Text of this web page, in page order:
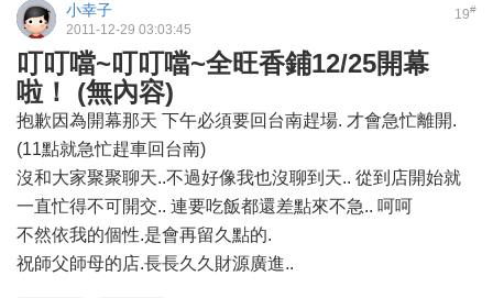
19#
小幸子
2011-12-29 03:03:45
叮叮噹~叮叮噹~全旺香鋪12/25開幕
啦！ (無內容)
抱歉因為開幕那天 下午必須要回台南趕場. 才會急忙離開.
(11點就急忙趕車回台南)
沒和大家聚聚聊天..不過好像我也沒聊到天.. 從到店開始就
一直忙得不可開交.. 連要吃飯都還差點來不急.. 呵呵
不然依我的個性.是會再留久點的.
祝師父師母的店.長長久久財源廣進..